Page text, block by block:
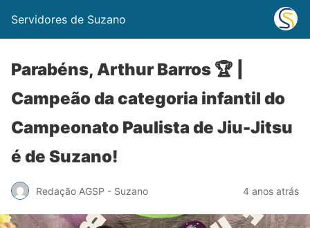
Servidores de Suzano
Parabéns, Arthur Barros 🏆 |
Campeão da categoria infantil do
Campeonato Paulista de Jiu-Jitsu
é de Suzano!
Redação AGSP - Suzano 4 anos atrás